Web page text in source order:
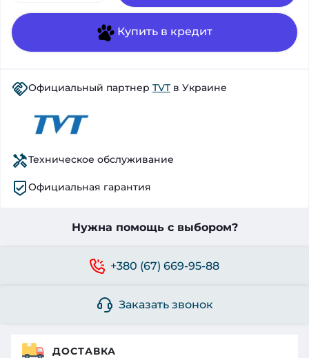
Купить в кредит
Официальный партнер TVTв Украине
Техническое обслуживание
Официальная гарантия
Нужна помощь с выбором?
+380 (67) 669-95-88
Заказать звонок
ДОСТАВКА